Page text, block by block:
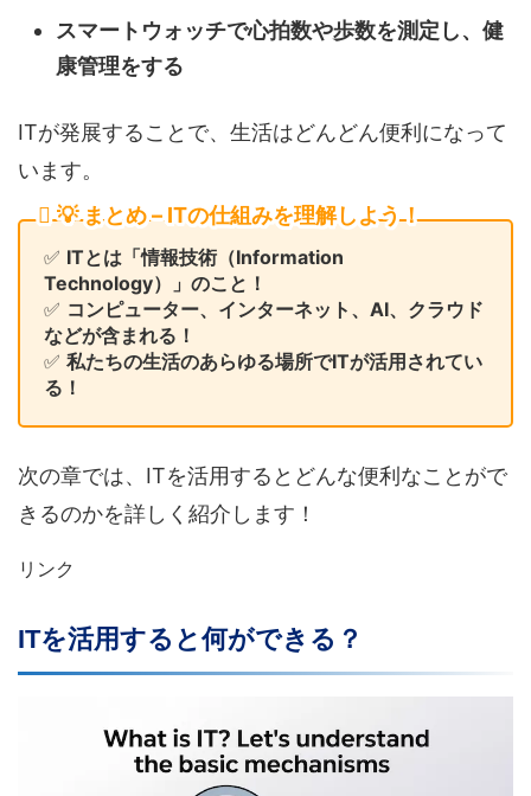
スマートウォッチで心拍数や歩数を測定し、健
康管理をする
ITが発展することで、生活はどんどん便利になって
います。
💡 まとめ – ITの仕組みを理解しよう！
✅ ITとは「情報技術（Information
Technology）」のこと！
✅ コンピューター、インターネット、AI、クラウド
などが含まれる！
✅ 私たちの生活のあらゆる場所でITが活用されてい
る！
次の章では、ITを活用するとどんな便利なことがで
きるのかを詳しく紹介します！
リンク
ITを活用すると何ができる？